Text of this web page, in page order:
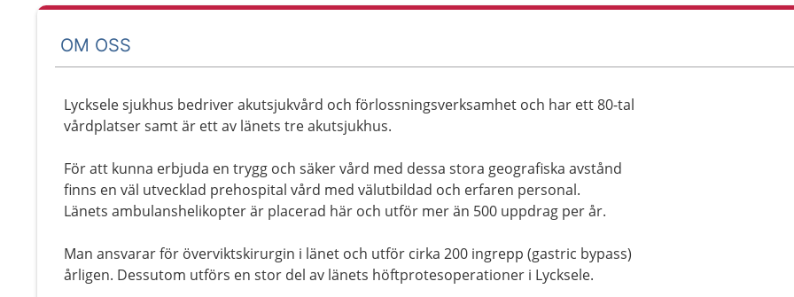
OM OSS
Lycksele sjukhus bedriver akutsjukvård och förlossningsverksamhet och har ett 80-tal
vårdplatser samt är ett av länets tre akutsjukhus.
För att kunna erbjuda en trygg och säker vård med dessa stora geografiska avstånd
finns en väl utvecklad prehospital vård med välutbildad och erfaren personal.
Länets ambulanshelikopter är placerad här och utför mer än 500 uppdrag per år.
Man ansvarar för överviktskirurgin i länet och utför cirka 200 ingrepp (gastric bypass)
årligen. Dessutom utförs en stor del av länets höftprotesoperationer i Lycksele.